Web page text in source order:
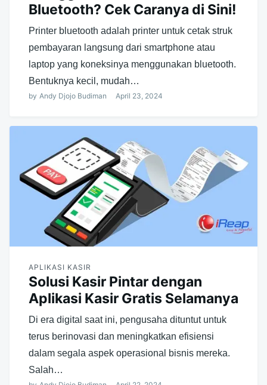
Bluetooth? Cek Caranya di Sini!
Printer bluetooth adalah printer untuk cetak struk
pembayaran langsung dari smartphone atau
laptop yang koneksinya menggunakan bluetooth.
Bentuknya kecil, mudah…
by Andy Djojo Budiman April 23, 2024
APLIKASI KASIR
Solusi Kasir Pintar dengan
Aplikasi Kasir Gratis Selamanya
Di era digital saat ini, pengusaha dituntut untuk
terus berinovasi dan meningkatkan efisiensi
dalam segala aspek operasional bisnis mereka.
Salah…